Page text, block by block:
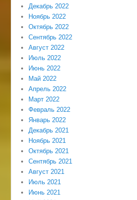
Декабрь 2022
Ноябрь 2022
Октябрь 2022
Сентябрь 2022
Август 2022
Июль 2022
Июнь 2022
Май 2022
Апрель 2022
Март 2022
Февраль 2022
Январь 2022
Декабрь 2021
Ноябрь 2021
Октябрь 2021
Сентябрь 2021
Август 2021
Июль 2021
Июнь 2021